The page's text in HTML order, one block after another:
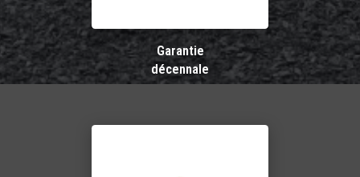
Garantie
décennale